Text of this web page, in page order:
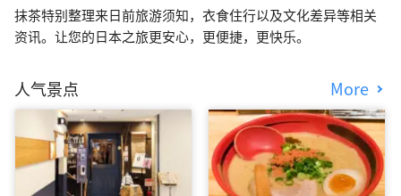
抹茶特别整理来日前旅游须知，衣食住行以及文化差异等相关
资讯。让您的日本之旅更安心，更便捷，更快乐。
人气景点 More